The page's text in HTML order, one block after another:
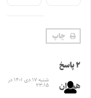
چاپ
۲ پاسخ
هجران
شنبه ۱۷ دی ۱۴۰۱ در
۲۳:۱۵